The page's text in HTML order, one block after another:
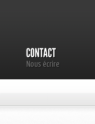
Nous écrire